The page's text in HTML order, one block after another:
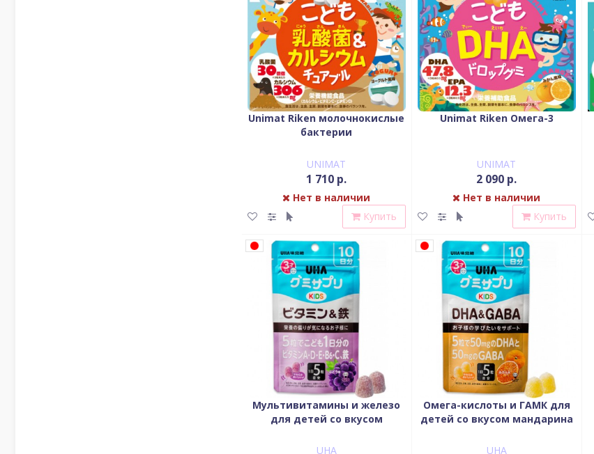
Unimat Riken молочнокислые
бактерии
UNIMAT
1 710 р.
Нет в наличии
Купить
Unimat Riken Омега-3
UNIMAT
2 090 р.
Нет в наличии
Купить
Мультивитамины и железо
для детей со вкусом
UHA
Омега-кислоты и ГАМК для
детей со вкусом мандарина
UHA